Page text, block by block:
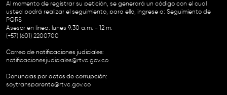
Al momento de registrar su petición, se generará un código con el cual
usted podrá realizar el seguimiento, para ello, ingrese a: Seguimiento de
PQRS
Asesor en línea: lunes 9:30 a.m. - 12 m.
(+57) (601) 2200700
Correo de notificaciones judiciales:
notificacionesjudiciales@rtvc.gov.co
Denuncias por actos de corrupción:
soytransparente@rtvc.gov.co